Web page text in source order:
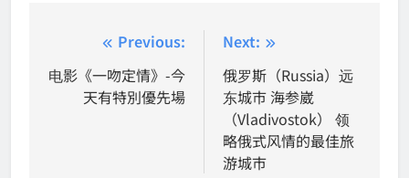
navigation
Previous:
电影《一吻定情》-今
天有特別優先場
Next:
俄罗斯（Russia）远
东城市 海参崴
（Vladivostok） 领
略俄式风情的最佳旅
游城市